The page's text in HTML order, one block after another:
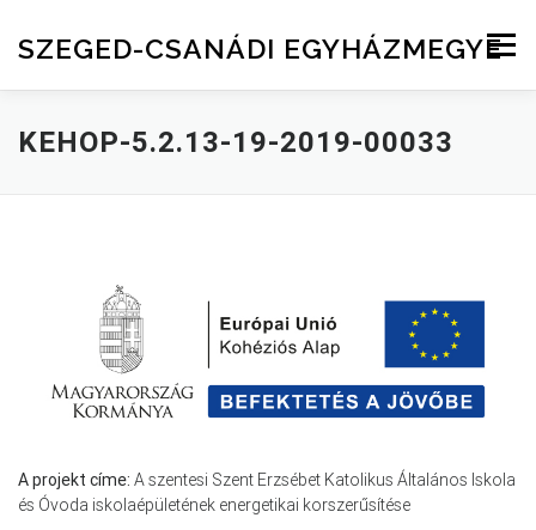
SZEGED-CSANÁDI EGYHÁZMEGYE
Menu
KEHOP-5.2.13-19-2019-00033
A projekt címe: A szentesi Szent Erzsébet Katolikus Általános Iskola
és Óvoda iskolaépületének energetikai korszerűsítése